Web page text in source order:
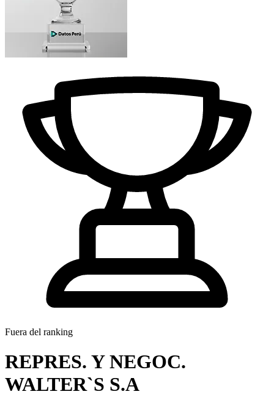
Fuera del ranking
REPRES. Y NEGOC.
WALTER`S S.A